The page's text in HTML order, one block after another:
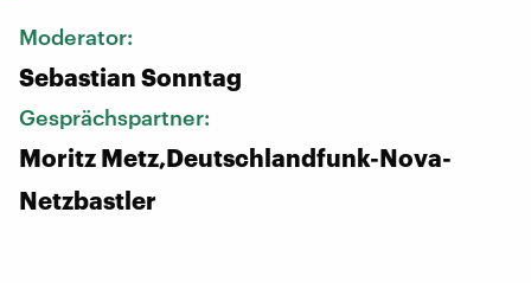
Moderator:
Sebastian Sonntag
Gesprächspartner:
Moritz Metz,Deutschlandfunk-Nova-
Netzbastler